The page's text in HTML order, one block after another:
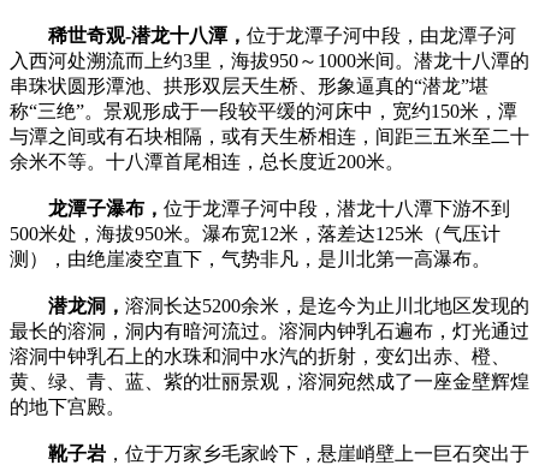
稀世奇观-潜龙十八潭， 位于龙潭子河中段，由龙潭子河
入西河处溯流而上约3里，海拔950～1000米间。潜龙十八潭的
串珠状圆形潭池、拱形双层天生桥、形象逼真的“潜龙”堪
称“三绝”。景观形成于一段较平缓的河床中，宽约150米，潭
与潭之间或有石块相隔，或有天生桥相连，间距三五米至二十
余米不等。十八潭首尾相连，总长度近200米。
龙潭子瀑布， 位于龙潭子河中段，潜龙十八潭下游不到
500米处，海拔950米。瀑布宽12米，落差达125米（气压计
测），由绝崖凌空直下，气势非凡，是川北第一高瀑布。
潜龙洞， 溶洞长达5200余米，是迄今为止川北地区发现的
最长的溶洞，洞内有暗河流过。溶洞内钟乳石遍布，灯光通过
溶洞中钟乳石上的水珠和洞中水汽的折射，变幻出赤、橙、
黄、绿、青、蓝、紫的壮丽景观，溶洞宛然成了一座金壁辉煌
的地下宫殿。
靴子岩 ，位于万家乡毛家岭下，悬崖峭壁上一巨石突出于